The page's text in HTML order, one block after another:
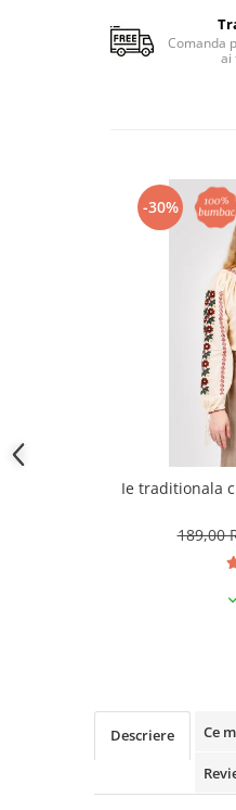
Comanda
ai
-30%
Ie traditionala
189,00
Descriere Ce